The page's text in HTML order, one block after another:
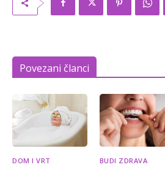
Povezani članci
DOM I VRT BUDI ZDRAVA